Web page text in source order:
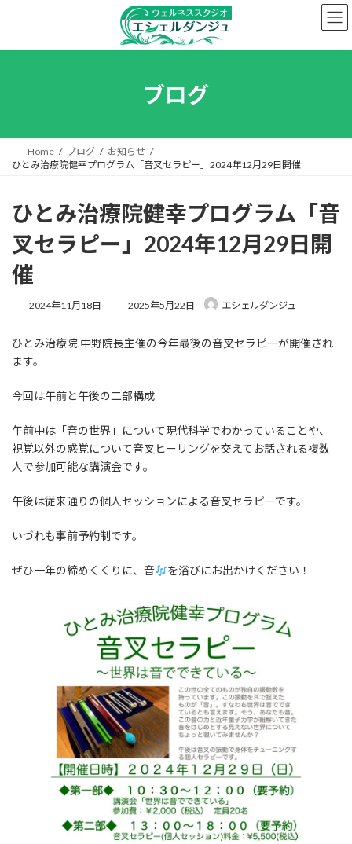
ン
ー
ブログ
Home ブログ
お知らせ
ひとみ治療院健幸プログラム「音叉セラピー」2024年12月29日開催
ひとみ治療院健幸プログラム「音
叉セラピー」2024年12月29日開
催
2024年11月18日
最
新
2025年5月22日 エシェルダンジュ
ひとみ治療院 中野院長主催の今年最後の音叉セラピーが開催され
ます。
今回は午前と午後の二部構成
午前中は「音の世界」について現代科学でわかっていることや、
視覚以外の感覚について音叉ヒーリングを交えてお話される複数
人で参加可能な講演会です。
午後は従来通りの個人セッションによる音叉セラピーです。
いづれも事前予約制です。
ぜひ一年の締めくくりに、音 を浴びにお出かけください！